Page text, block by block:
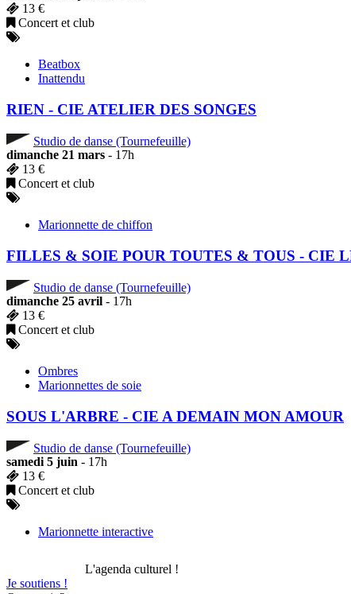
13 €
Concert et club
Beatbox
Inattendu
RIEN - CIE ATELIER DES SONGES
Studio de danse (Tournefeuille)
dimanche 21 mars - 17h
13 €
Concert et club
Marionnette de chiffon
FILLES & SOIE POUR TOUTES & TOUS - CIE
Studio de danse (Tournefeuille)
dimanche 25 avril - 17h
13 €
Concert et club
Ombres
Marionnettes de soie
SOUS L'ARBRE - CIE A DEMAIN MON AMOUR
Studio de danse (Tournefeuille)
samedi 5 juin - 17h
13 €
Concert et club
Marionnette interactive
L'agenda culturel !
Je soutiens !